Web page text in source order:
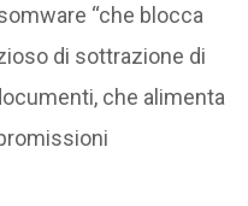
“che blocca
di sottrazione di
che alimenta